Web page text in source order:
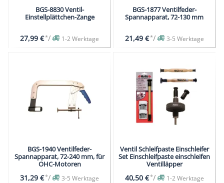
BGS-8830 Ventil-
Einstellplättchen-Zange
27,99 €*/ 1-2 Werktage
BGS-1877 Ventilfeder-
Spannapparat, 72-130 mm
21,49 €*/ 3-5 Werktage
BGS-1940 Ventilfeder-
Spannapparat, 72-240 mm, für
OHC-Motoren
31,29 €*/ 3-5 Werktage
Ventil Schleifpaste Einschleifer
Set Einschleifpaste einschleifen
Ventilläpper
40,50 €*/ 1-2 Werktage